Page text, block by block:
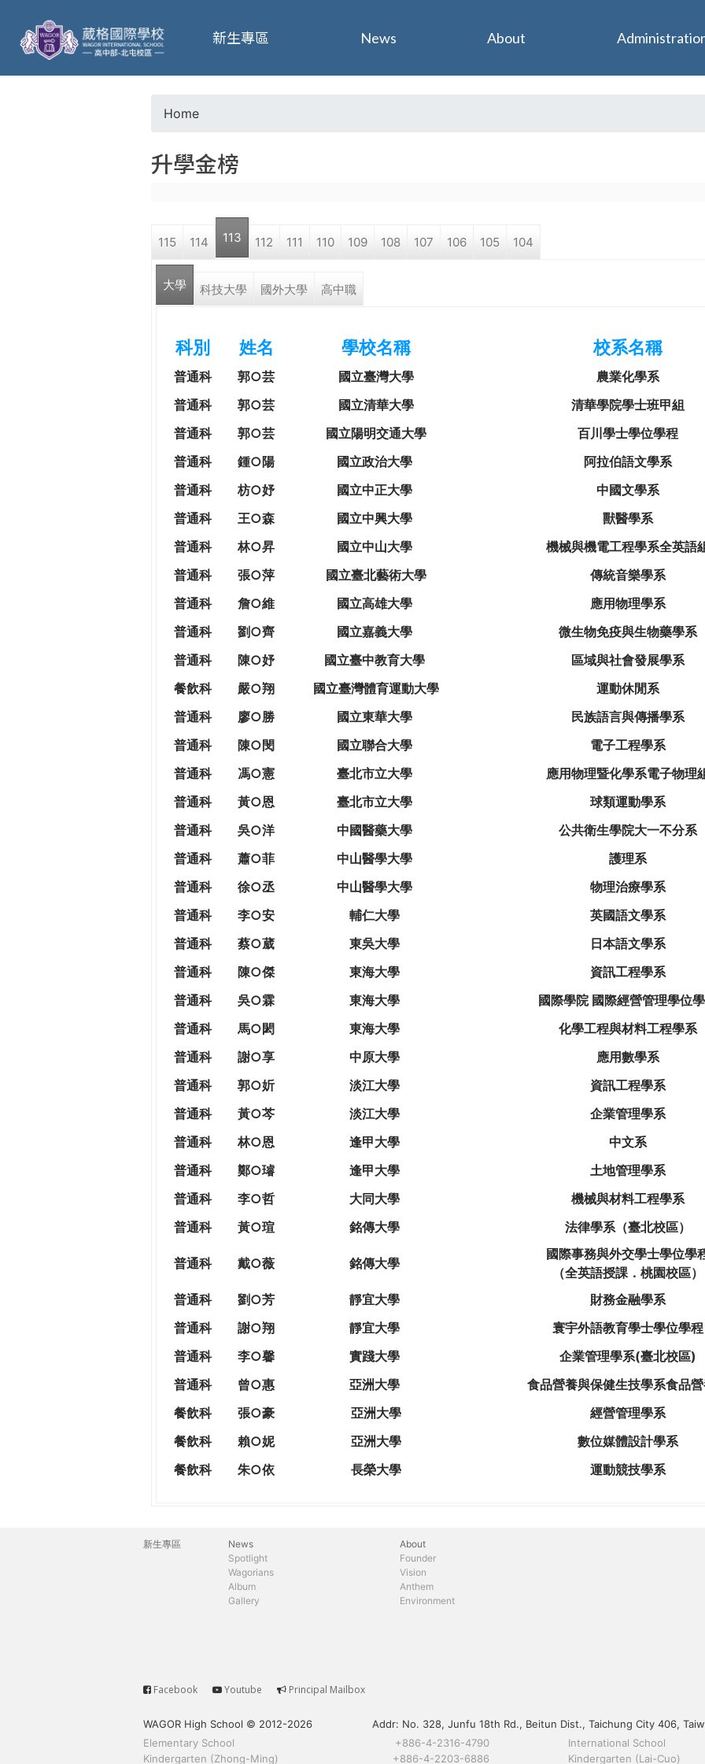
葳
格
o
a
r
Home
升學金榜
115 114 113 112 111 110 109 108 107 106 105 104
大學 科技大學 國外大學 高中職
科別 姓名 學校名稱 校系名稱
普通科 郭○芸 國立臺灣大學
農業化學系
普通科
郭○芸 國立清華大學
清華學院學士班甲組
普通科
郭○芸 國立陽明交通大學
百川學士學位學程
普通科
鍾○陽 國立政治大學
阿拉伯語文學系
普通科
枋○妤 國立中正大學
中國文學系
普通科
王○森 國立中興大學
獸醫學系
普通科
林○昇 國立中山大學
機械與機電工程學系全英語
普通科
張○萍 國立臺北藝術大學
傳統音樂學系
普通科
詹○維 國立高雄大學
應用物理學系
普通科
劉○齊 國立嘉義大學
微生物免疫與生物藥學系
普通科
陳○妤 國立臺中教育大學
區域與社會發展學系
餐飲科
嚴○翔 國立臺灣體育運動大學
運動休閒系
普通科
廖○勝 國立東華大學
民族語言與傳播學系
普通科
陳○閔 國立聯合大學
電子工程學系
普通科
馮○憲 臺北市立大學
應用物理暨化學系電子物理
普通科
黃○恩 臺北市立大學
球類運動學系
普通科 吳○洋 中國醫藥大學
公共衛生學院大一不分系
普通科
蕭○菲 中山醫學大學
護理系
普通科
徐○丞 中山醫學大學
物理治療學系
普通科
李○安 輔仁大學
英國語文學系
普通科
蔡○葳 東吳大學
日本語文學系
普通科
陳○傑 東海大學
資訊工程學系
普通科
吳○霖 東海大學
國際學院 國際經營管理學位
普通科
馬○閎 東海大學
化學工程與材料工程學系
普通科
謝○享 中原大學
應用數學系
普通科
郭○妡 淡江大學
資訊工程學系
普通科
黃○芩 淡江大學
企業管理學系
普通科
林○恩 逢甲大學
中文系
普通科
鄭○璿 逢甲大學
土地管理學系
普通科
李○哲 大同大學
機械與材料工程學系
普通科
黃○瑄 銘傳大學 法律學系（臺北校區）
普通科 戴○薇 銘傳大學
國際事務與外交學士學位學
（全英語授課．桃園校區）
普通科
劉○芳 靜宜大學
財務金融學系
普通科
謝○翔 靜宜大學
寰宇外語教育學士學位學程
普通科
李○馨 實踐大學
企業管理學系(臺北校區)
普通科
曾○惠 亞洲大學
食品營養與保健生技學系食品
餐飲科
張○豪 亞洲大學
經營管理學系
餐飲科
賴○妮 亞洲大學
數位媒體設計學系
餐飲科
朱○依 長榮大學 運動競技學系
新生專區 News About
主
新生專區
News
Spotlight
Wagorians
Album
Gallery
About
Founder
Vision
Anthem
Environment
Service
Facebook Youtube Principal Mailbox
WAGOR High School © 2012-2026 Addr: No. 328, Junfu 18th Rd., Beitun Dist., Taichung City 406,
Elementary School
+886-4-2316-4790
International School
Kindergarten (Zhong-Ming)
+886-4-2203-6886 Kindergarten (Lai-Cuo)